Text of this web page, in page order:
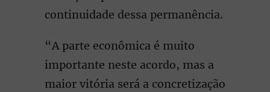
continuidade dessa permanência.
“A parte econômica é muito
importante neste acordo, mas a
maior vitória será a concretização